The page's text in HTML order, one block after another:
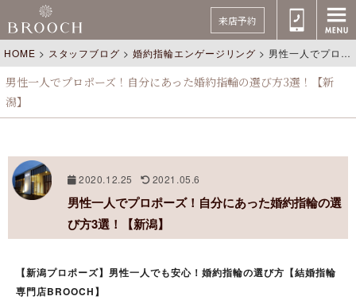
来店予約
HOME > スタッフブログ >婚約指輪エンゲージリング > 男性一人でプロポーズ！自分にあった婚約指輪の選び方3選！【新潟】
男性一人でプロポーズ！自分にあった婚約指輪の選び方3選！【新
潟】
2020.12.25 2021.05.6
男性一人でプロポーズ！自分にあった婚約指輪の選
び方3選！【新潟】
【新潟プロポーズ】男性一人でも安心！婚約指輪の選び方【結婚指輪
専門店BROOCH】